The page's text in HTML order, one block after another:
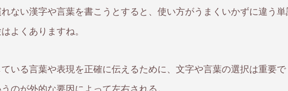
れない漢字や言葉を書こうとすると、使い方がうまくいかずに違う単
よくありますね。
いる言葉や表現を正確に伝えるために、文字や言葉の選択は重要で
のが外的な要因によって左右される。